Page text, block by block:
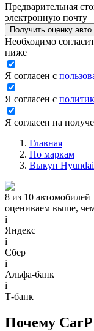
Предварительная
электронную почту
Получить оценку авто
Необходимо
ниже
Я согласен с
Я согласен с
Я согласен на
Главная
По маркам
Выкуп
8 из 10 автомобилей
оцениваем выше,
i
Яндекс
i
Сбер
i
Альфа-банк
i
Т-банк
Почему